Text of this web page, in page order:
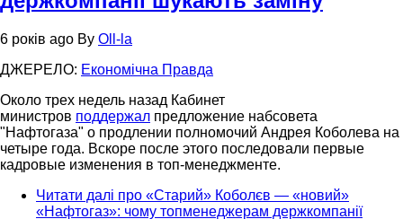
6 років ago By Oll-la
ДЖЕРЕЛО: Економiчна Правда
Около трех недель назад Кабинет
министров поддержал предложение набсовета
"Нафтогаза" о продлении полномочий Андрея Коболева на
четыре года. Вскоре после этого последовали первые
кадровые изменения в топ-менеджменте.
Читати далі про «Старий» Коболєв — «новий»
«Нафтогаз»: чому топменеджерам держкомпанії